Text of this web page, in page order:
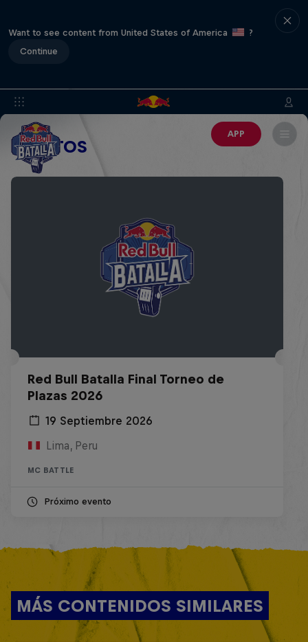
Want to see content from United States of America
?
Continue
APP
EVENTOS
Red Bull Batalla Final Torneo de
Plazas 2026
19 Septiembre 2026
Lima, Peru
MC BATTLE
Próximo evento
MÁS CONTENIDOS SIMILARES